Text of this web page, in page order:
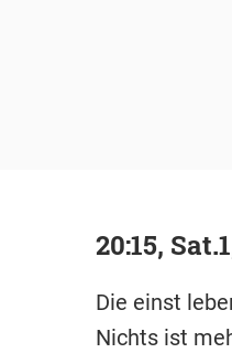
20:15,
Die einst
Nichts ist